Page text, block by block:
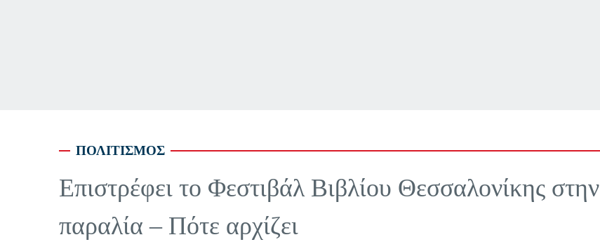
ΠΟΛΙΤΙΣΜΟΣ
Επιστρέφει το Φεστιβάλ Βιβλίου Θεσσαλονίκης στην
παραλία – Πότε αρχίζει